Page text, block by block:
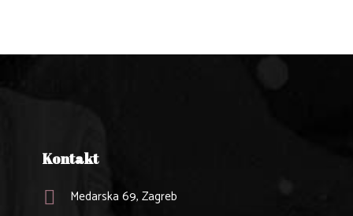
Kontakt
Medarska 69, Zagreb